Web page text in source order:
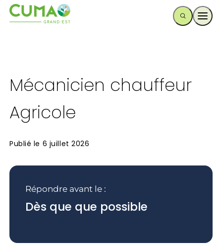
Mécanicien chauffeur
Agricole
Publié le 6 juillet 2026
Répondre avant le :
Dès que que possible